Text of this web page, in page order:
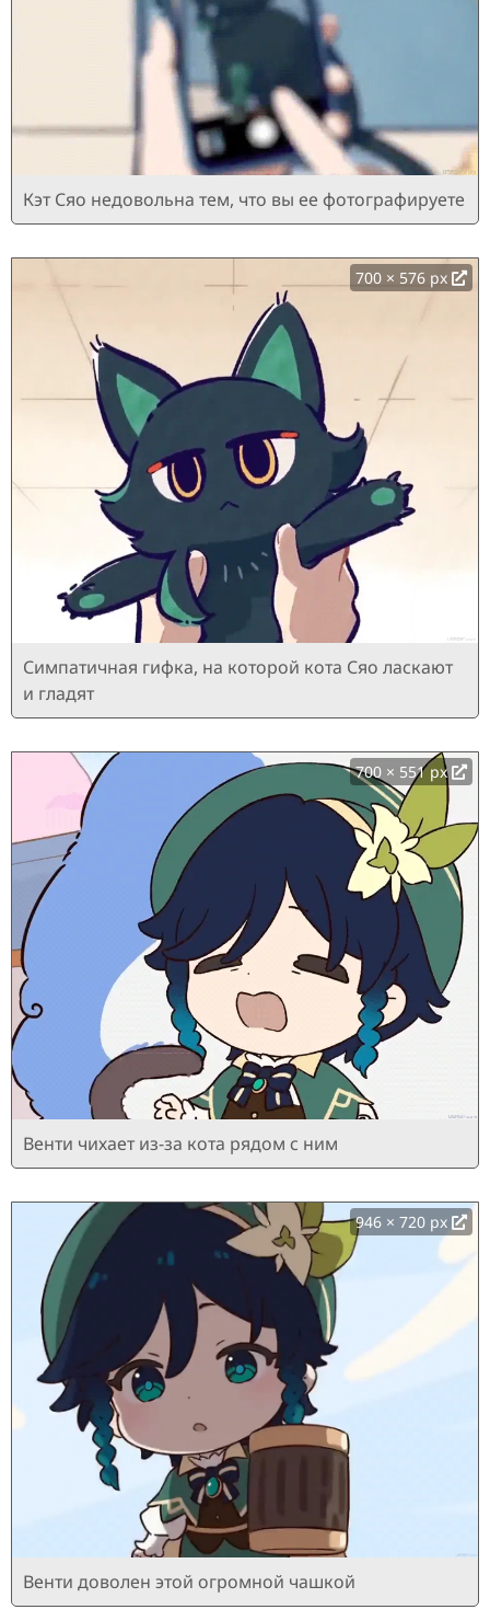
Кэт Сяо недовольна тем, что вы ее фотографируете
700 × 576 px
Симпатичная гифка, на которой кота Сяо ласкают
и гладят
700 × 551 px
Венти чихает из-за кота рядом с ним
946 × 720 px
Венти доволен этой огромной чашкой